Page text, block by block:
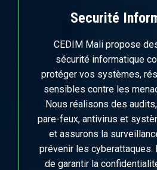
Securité
CEDIM Mali propose
sécurité informatique
protéger vos systèmes,
sensibles contre les
Nous réalisons des
pare-feux, antivirus et
et assurons la
prévenir les
de garantir la